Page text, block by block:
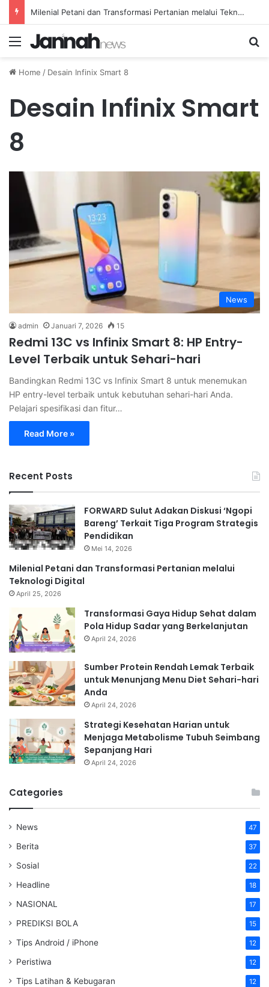
Milenial Petani dan Transformasi Pertanian melalui Teknologi Digital
Menu
Home / Desain Infinix Smart 8
Desain Infinix Smart
8
News
admin Januari 7, 2026 15
Redmi 13C vs Infinix Smart 8: HP Entry-
Level Terbaik untuk Sehari-hari
Bandingkan Redmi 13C vs Infinix Smart 8 untuk menemukan
HP entry-level terbaik untuk kebutuhan sehari-hari Anda.
Pelajari spesifikasi dan fitur…
Read More »
Recent Posts
FORWARD Sulut Adakan Diskusi ‘Ngopi
Bareng’ Terkait Tiga Program Strategis
Pendidikan
Mei 14, 2026
Milenial Petani dan Transformasi Pertanian melalui
Teknologi Digital
April 25, 2026
Transformasi Gaya Hidup Sehat dalam
Pola Hidup Sadar yang Berkelanjutan
April 24, 2026
Sumber Protein Rendah Lemak Terbaik
untuk Menunjang Menu Diet Sehari-hari
Anda
April 24, 2026
Strategi Kesehatan Harian untuk
Menjaga Metabolisme Tubuh Seimbang
Sepanjang Hari
April 24, 2026
Categories
News 47
Berita 37
Sosial 22
Headline 18
NASIONAL 17
PREDIKSI BOLA 15
Tips Android / iPhone 12
Peristiwa 12
Tips Latihan & Kebugaran 12